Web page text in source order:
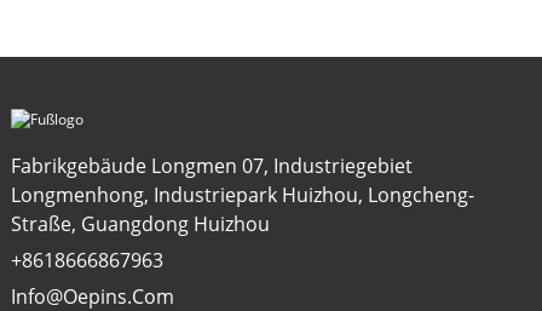
Fabrikgebäude Longmen 07, Industriegebiet
Longmenhong, Industriepark Huizhou, Longcheng-
Straße, Guangdong Huizhou
+8618666867963
Info@oepins.com